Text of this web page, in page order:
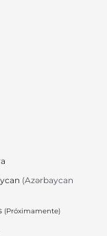
(Azərbaycan
(Próximamente)